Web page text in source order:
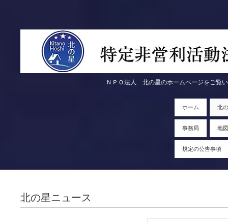
ＮＰＯ法人 北の星のホームページをご覧いただきま
ホーム 北
事務局 地図
規定の公告事項
北の星ニュース